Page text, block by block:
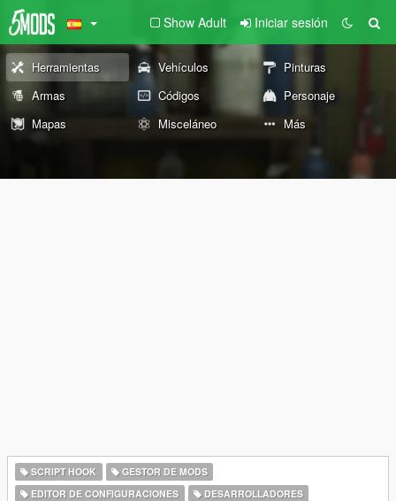
Show Adult Iniciar sesión
Herramientas Vehículos
Pinturas
Armas
Códigos
Personaje
Mapas
Misceláneo Más
SCRIPT HOOK
GESTOR DE MODS
EDITOR DE CONFIGURACIONES
DESARROLLADORES